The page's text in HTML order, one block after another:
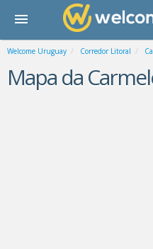
Welcome Uruguay Corredor Litoral
Mapa da